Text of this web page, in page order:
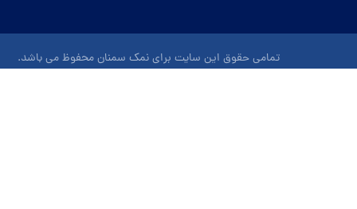
تمامی حقوق این سایت برای نمک سمنان محفوظ می باشد.